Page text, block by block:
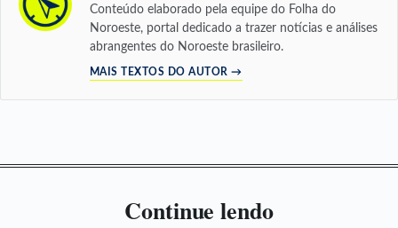
Conteúdo elaborado pela equipe do Folha do
Noroeste, portal dedicado a trazer notícias e análises
abrangentes do Noroeste brasileiro.
MAIS TEXTOS DO AUTOR →
Continue lendo